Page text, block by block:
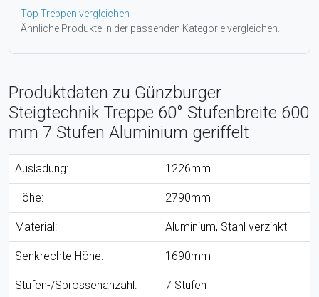
Top Treppen vergleichen
Ähnliche Produkte in der passenden Kategorie vergleichen.
Produktdaten zu Günzburger
Steigtechnik Treppe 60° Stufenbreite 600
mm 7 Stufen Aluminium geriffelt
Ausladung: 1226mm
Höhe: 2790mm
Material: Aluminium, Stahl verzinkt
Senkrechte Höhe: 1690mm
Stufen-/Sprossenanzahl: 7 Stufen